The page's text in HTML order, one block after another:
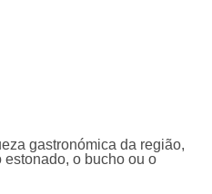
gastronómica da região,
o bucho ou o